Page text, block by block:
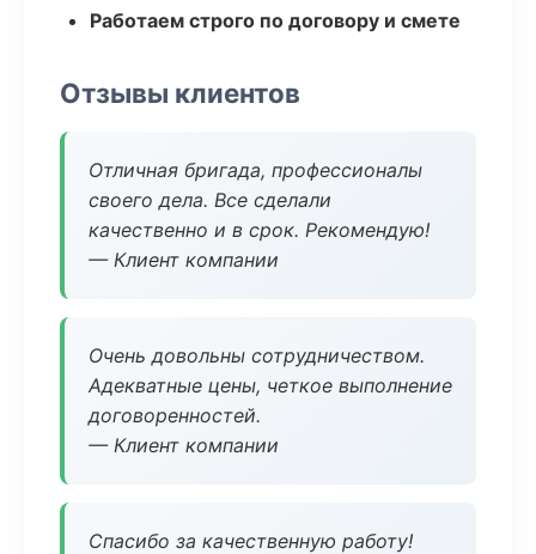
Работаем строго по договору и смете
Отзывы клиентов
Отличная бригада, профессионалы
своего дела. Все сделали
качественно и в срок. Рекомендую!
— Клиент компании
Очень довольны сотрудничеством.
Адекватные цены, четкое выполнение
договоренностей.
— Клиент компании
Спасибо за качественную работу!